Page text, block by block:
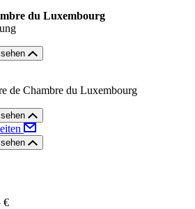
du Luxembourg
de Chambre du Luxembourg
€